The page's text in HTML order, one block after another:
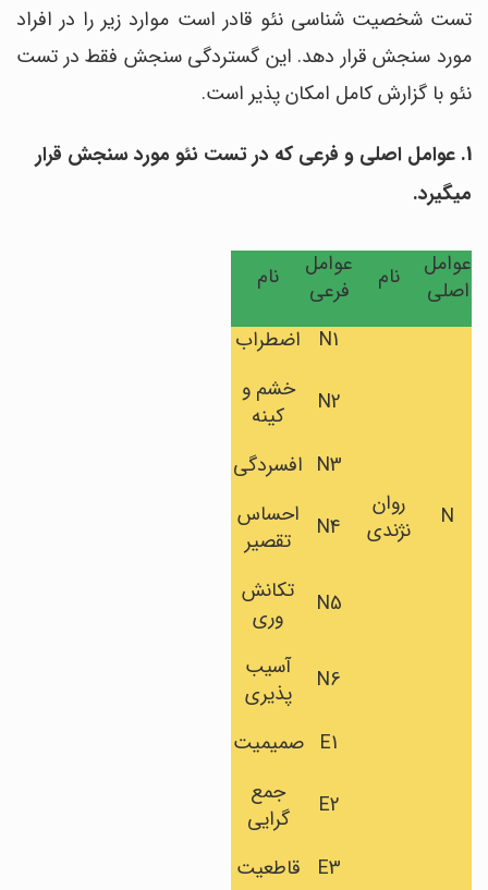
تست شخصیت شناسی نئو قادر است موارد زیر را در افراد
مورد سنجش قرار دهد. این گستردگی سنجش فقط در تست
نئو با گزارش کامل امکان پذیر است.
1. عوامل اصلی و فرعی که در تست نئو مورد سنجش قرار
میگیرد.
عوامل
اصلی
نام
عوامل
فرعی
نام
N
روان
نژندی
N1 اضطراب
N2
خشم و
کینه
N3 افسردگی
N4
احساس
تقصیر
N5
تکانش
وری
N6
آسیب
پذیری
E1 صمیمیت
E2
جمع
گرایی
E3
قاطعیت